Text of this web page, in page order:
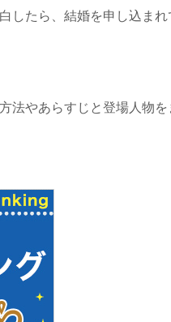
したら、結婚を申し込ま
法やあらすじと登場人物を